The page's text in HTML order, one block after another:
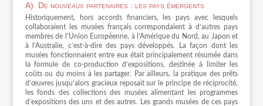
A) De nouveaux partenaires : les pays émergents
Historiquement, hors accords financiers, les pays avec lesquels
collaboraient les musées français correspondaient à d’autres pays
membres de l’Union Européenne, à l’Amérique du Nord, au Japon et
à l’Australie, c’est-à-dire des pays développés. La façon dont les
musées fonctionnaient entre eux était principalement résumée dans
la formule de co-production d’expositions, destinée à limiter les
coûts ou du moins à les partager. Par ailleurs, la pratique des prêts
d’œuvres jusqu’alors gracieux reposait sur le principe de réciprocité,
les fonds des collections des musées alimentant les programmes
d’expositions des uns et des autres. Les grands musées de ces pays